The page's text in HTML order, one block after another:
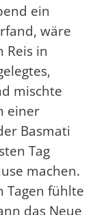
ein
wäre
Reis in
mischte
einer
Basmati
Tag
machen.
Tagen fühlte
das Neue